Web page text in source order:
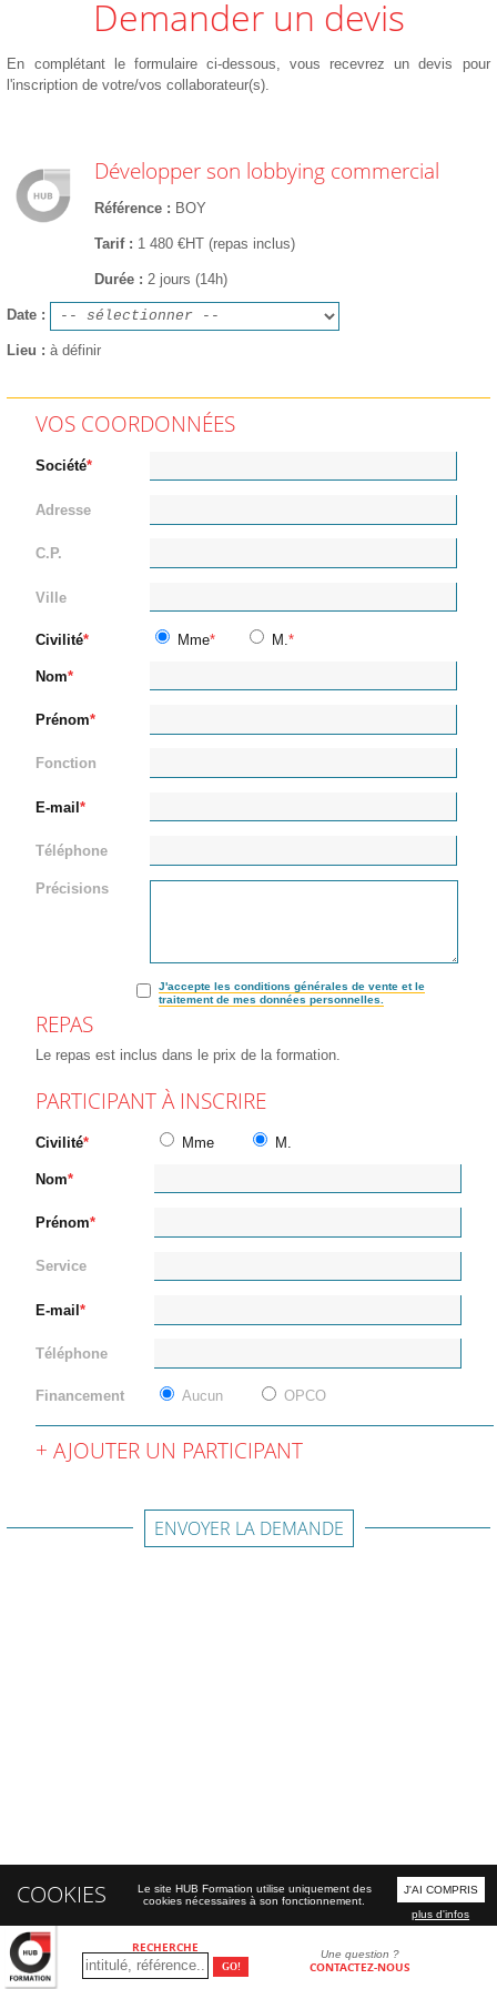
RECHERCHE Une question ?
CONTACTEZ-NOUS
Demander un devis
En complétant le formulaire ci-dessous, vous recevrez un devis pour
l'inscription de votre/vos collaborateur(s).
Développer son lobbying commercial
Référence BOY
Tarif 1 480 €HT (repas inclus)
Durée 2 jours (14h)
Date
Lieu à définir
VOS COORDONNÉES
Société
Adresse
C.P.
Ville
Civilité Mme M.
Nom
Prénom
Fonction
E-mail
Téléphone
Précisions
J'accepte les conditions générales de vente et le
traitement de mes données personnelles.
REPAS
Le repas est inclus dans le prix de la formation.
PARTICIPANT À INSCRIRE
Civilité Mme M.
Nom
Prénom
Service
E-mail
Téléphone
Financement Aucun OPCO
AJOUTER UN PARTICIPANT
ENVOYER LA DEMANDE
COOKIES
Le site HUB Formation utilise uniquement des
cookies nécessaires à son fonctionnement.
J'AI COMPRIS
plus d'infos